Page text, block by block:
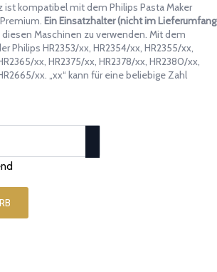
ist kompatibel mit dem Philips Pasta Maker
Ein Einsatzhalter (nicht im Lieferumfang
Maschinen zu verwenden. Mit dem
Philips HR2353/xx, HR2354/xx, HR2355/xx,
xx, HR2375/xx, HR2378/xx, HR2380/xx,
xx. „xx“ kann für eine beliebige Zahl